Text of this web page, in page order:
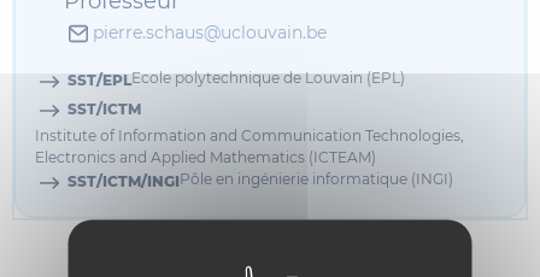
pierre.schaus@uclouvain.be
SST/EPLEcole polytechnique de Louvain (EPL)
SST/ICTM
Institute of Information and Communication Technologies,
Electronics and Applied Mathematics (ICTEAM)
SST/ICTM/INGIPôle en ingénierie informatique (INGI)
Informations